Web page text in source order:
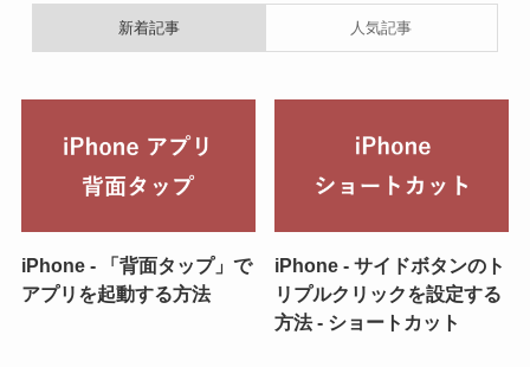
新着記事 人気記事
iPhone - 「背面タップ」で
アプリを起動する方法
iPhone - サイドボタンのト
リプルクリックを設定する
方法 - ショートカット